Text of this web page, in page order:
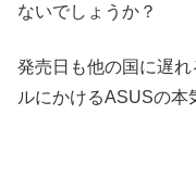
ないでしょうか？
発売日も他の国に遅
ルにかけるASUSの本